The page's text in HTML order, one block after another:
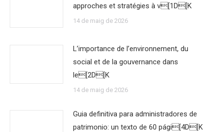
approches et stratégies à v[1D[K
14 de maig de 2026
L’importance de l’environnement, du
social et de la gouvernance dans
le[2D[K
14 de maig de 2026
Guia definitiva para administradores de
patrimonio: un texto de 60 pági[4D[K